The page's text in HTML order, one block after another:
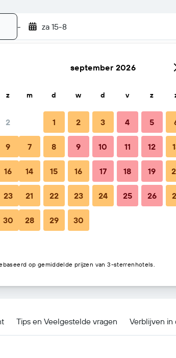
- za 15-8
totaal per nacht
€ 40
€ 47
Tips en Veelgestelde vragen Verblijven in
z
2
9
16
23
30
september 2026
m d w d v z
1 2 3 4 5
7 8 9 10 11 12
14 15 16 17 18 19
21 22 23 24 25 26
28 29 30
op gemiddelde prijzen van 3-sterrenhotels.